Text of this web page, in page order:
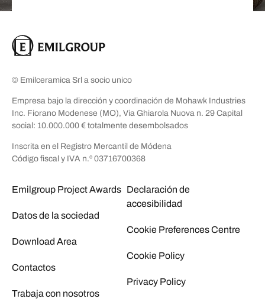
© Emilceramica Srl a socio unico
Empresa bajo la dirección y coordinación de Mohawk Industries
Inc. Fiorano Modenese (MO), Via Ghiarola Nuova n. 29 Capital
social: 10.000.000 € totalmente desembolsados
Inscrita en el Registro Mercantil de Módena
Código fiscal y IVA n.º 03716700368
Emilgroup Project Awards
Datos de la sociedad
Download Area
Contactos
Trabaja con nosotros
Declaración de
accesibilidad
Cookie Preferences Centre
Cookie Policy
Privacy Policy